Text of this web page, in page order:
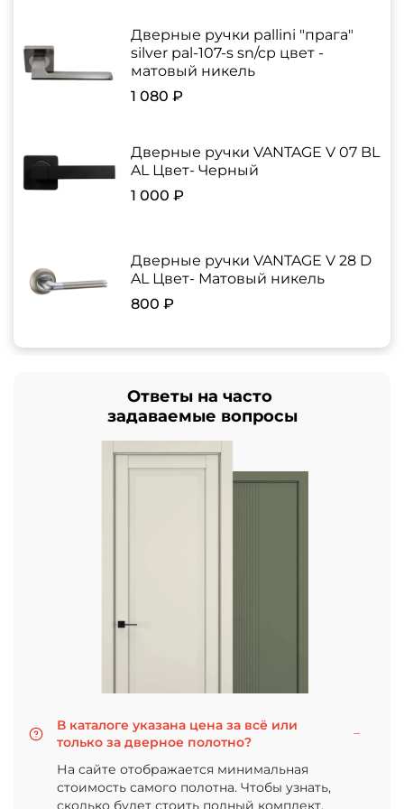
Дверные ручки pallini "прага"
silver pal-107-s sn/cp цвет -
матовый никель
1 080 ₽
Дверные ручки VANTAGE V 07 BL
AL Цвет- Черный
1 000 ₽
Дверные ручки VANTAGE V 28 D
AL Цвет- Матовый никель
800 ₽
Ответы на часто
задаваемые вопросы
В каталоге указана цена за всё или
только за дверное полотно?
На сайте отображается минимальная
стоимость самого полотна. Чтобы узнать,
сколько будет стоить полный комплект,